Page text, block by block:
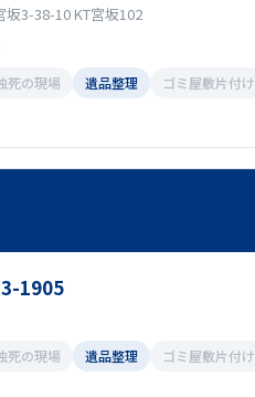
3-38-10 KT宮坂102
死の現場 遺品整理 ゴミ屋敷片付け
1905
死の現場 遺品整理 ゴミ屋敷片付け